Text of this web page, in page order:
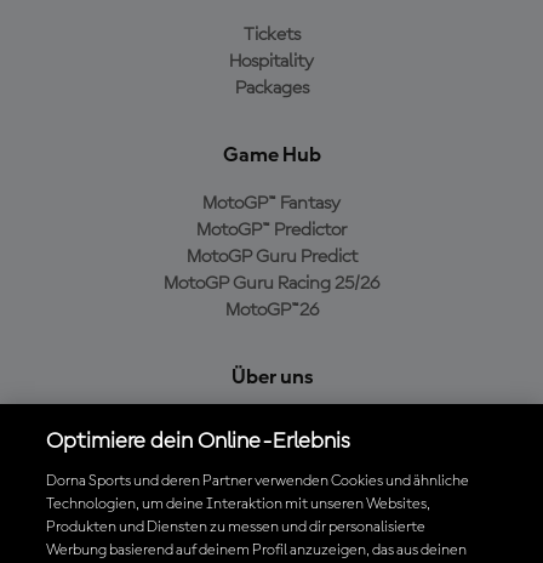
Tickets
Hospitality
Packages
Game Hub
MotoGP™ Fantasy
MotoGP™ Predictor
MotoGP Guru Predict
MotoGP Guru Racing 25/26
MotoGP™26
Über uns
Cookie-Richtlinien
Geschäftsbedingungen
Datenschutzrichtlinien
Kaufrichtlinie
Optimiere dein Online-Erlebnis
Dorna Sports und deren Partner verwenden Cookies und ähnliche
Technologien, um deine Interaktion mit unseren Websites,
Produkten und Diensten zu messen und dir personalisierte
Werbung basierend auf deinem Profil anzuzeigen, das aus deinen